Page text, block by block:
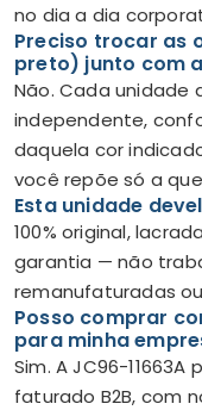
no dia a dia
Preciso trocar as
preto) junto com
Não. Cada
independente,
daquela cor
você repõe só a
Esta unidade
100% original,
garantia — não
remanufaturadas
Posso comprar
para minha
Sim. A JC96-
faturado B2B, com